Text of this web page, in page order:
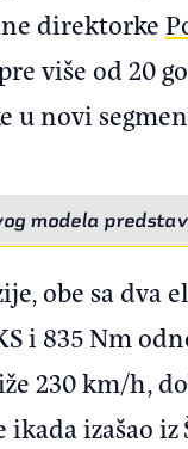
direktorke
više od 20
u novi
modela
obe sa dva
i 835 Nm
230 km/h,
izašao